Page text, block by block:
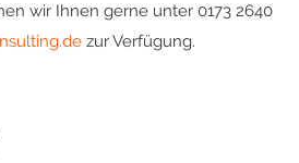
wir Ihnen gerne unter 0173 2640
zur Verfügung.